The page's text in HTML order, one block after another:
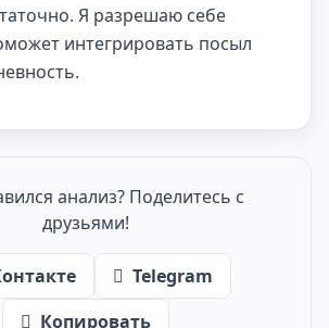
Я разрешаю себе
интегрировать посыл
анализ? Поделитесь с
друзьями!
Telegram
Копировать